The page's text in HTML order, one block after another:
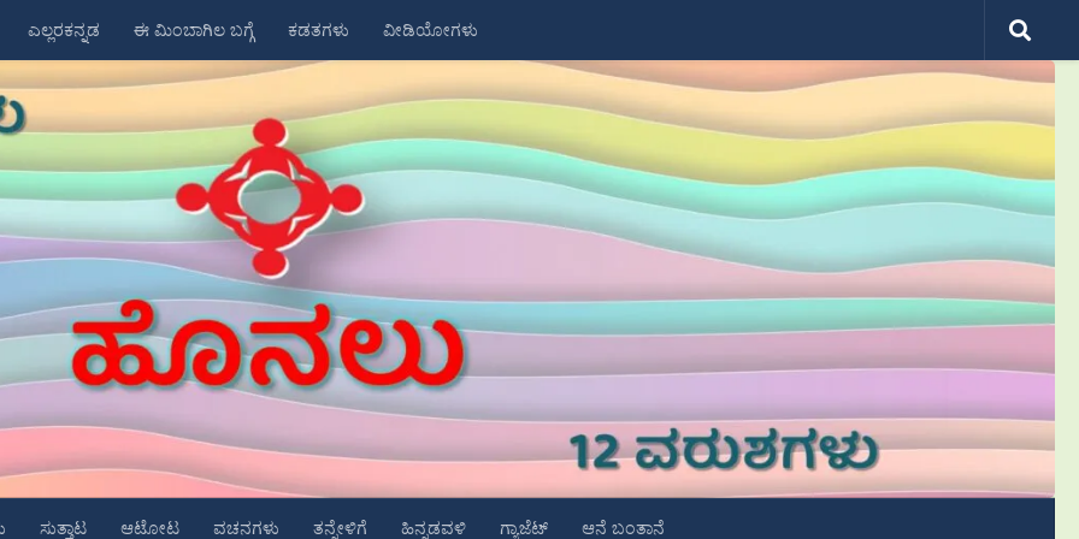
ಎಲ್ಲರಕನ್ನಡ ಈ ಮಿಂಬಾಗಿಲ ಬಗ್ಗೆ ಕಡತಗಳು ವೀಡಿಯೋಗಳು
ಸುತ್ತಾಟ ಆಟೋಟ ವಚನಗಳು ತನ್ನೇಳಿಗೆ ಹಿನ್ನಡವಳಿ ಗ್ಯಾಜೆಟ್ ಆನೆ ಬಂತಾನೆ